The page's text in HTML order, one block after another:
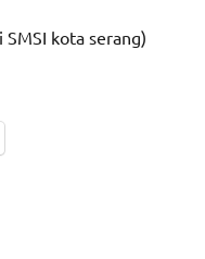
SMSI kota serang)